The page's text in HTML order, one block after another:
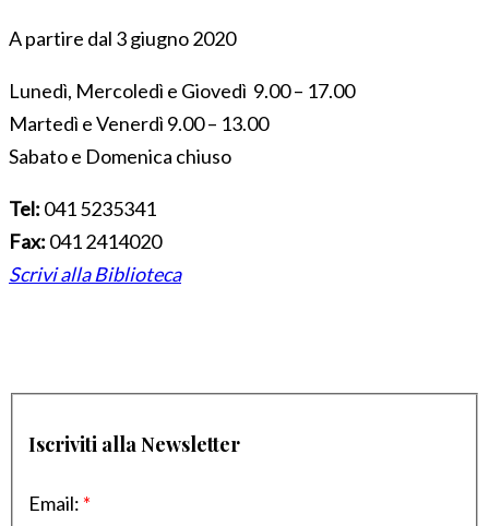
A partire dal 3 giugno 2020
Lunedì, Mercoledì e Giovedì 9.00 – 17.00
Martedì e Venerdì 9.00 – 13.00
Sabato e Domenica chiuso
Tel: 041 5235341
Fax: 041 2414020
Scrivi alla Biblioteca
Iscriviti alla Newsletter
Email: *